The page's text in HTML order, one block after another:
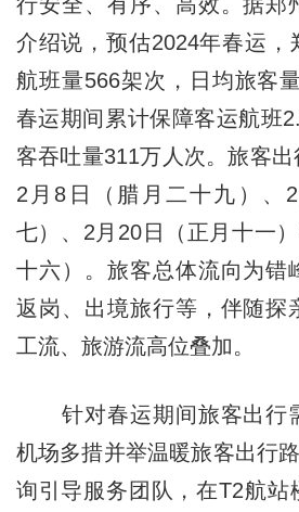
介绍说，预估2024年春运，
航班量566架次，日均旅客
春运期间累计保障客运航班
客吞吐量311万人次。旅客
2月8日（腊月二十九）、
七）、2月20日（正月十一
十六）。旅客总体流向为错
返岗、出境旅行等，伴随探
工流、旅游流高位叠加。
针对春运期间旅客出行
机场多措并举温暖旅客出行
询引导服务团队，在T2航站